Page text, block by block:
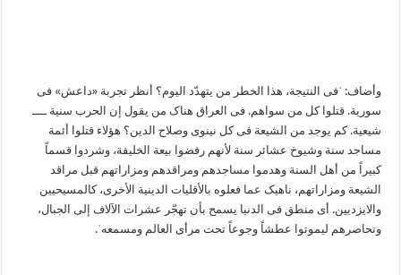
وأضاف: ˈفی النتیجة، هذا الخطر من یتهدّد الیوم؟ أنظر تجربة «داعش» فی
سوریة. قتلوا کل من سواهم. فی العراق هناک من یقول إن الحرب سنیة ــــ
شیعیة. کم یوجد من الشیعة فی کل نینوی وصلاح الدین؟ هؤلاء قتلوا أئمة
مساجد سنة وشیوخ عشائر سنة لأنهم رفضوا بیعة الخلیفة، وشردوا قسماً
کبیراً من أهل السنة وهدموا مساجدهم ومراقدهم ومزاراتهم قبل مراقد
الشیعة ومزاراتهم، ناهیک عما فعلوه بالأقلیات الدینیة الأخری، کالمسیحیین
والایزدیین. أی منطق فی الدنیا یسمح بأن تهجّر عشرات الآلاف إلی الجبال،
وتحاصرهم لیموتوا عطشاً وجوعاً تحت مرأی العالم ومسمعهˈ.